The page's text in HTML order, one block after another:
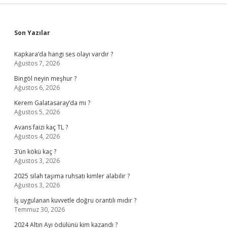
Sidebar
Son Yazılar
Kapkara’da hangi ses olayı vardır ?
Ağustos 7, 2026
Bingöl neyin meşhur ?
Ağustos 6, 2026
Kerem Galatasaray’da mı ?
Ağustos 5, 2026
Avans faizi kaç TL ?
Ağustos 4, 2026
3’ün kökü kaç ?
Ağustos 3, 2026
2025 silah taşıma ruhsatı kimler alabilir ?
Ağustos 3, 2026
İş uygulanan kuvvetle doğru orantılı mıdır ?
Temmuz 30, 2026
2024 Altın Ayı ödülünü kim kazandı ?